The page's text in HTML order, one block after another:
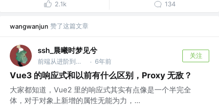
2.1k 134
wangwanjun 赞了这篇文章
ssh_晨曦时梦见兮
前端从进阶到入院 @字节跳动 · 6年前
关注
Vue3 的响应式和以前有什么区别，Proxy 无敌？
大家都知道，Vue2 里的响应式其实有点像是一个半完全
体，对于对象上新增的属性无能为力，...